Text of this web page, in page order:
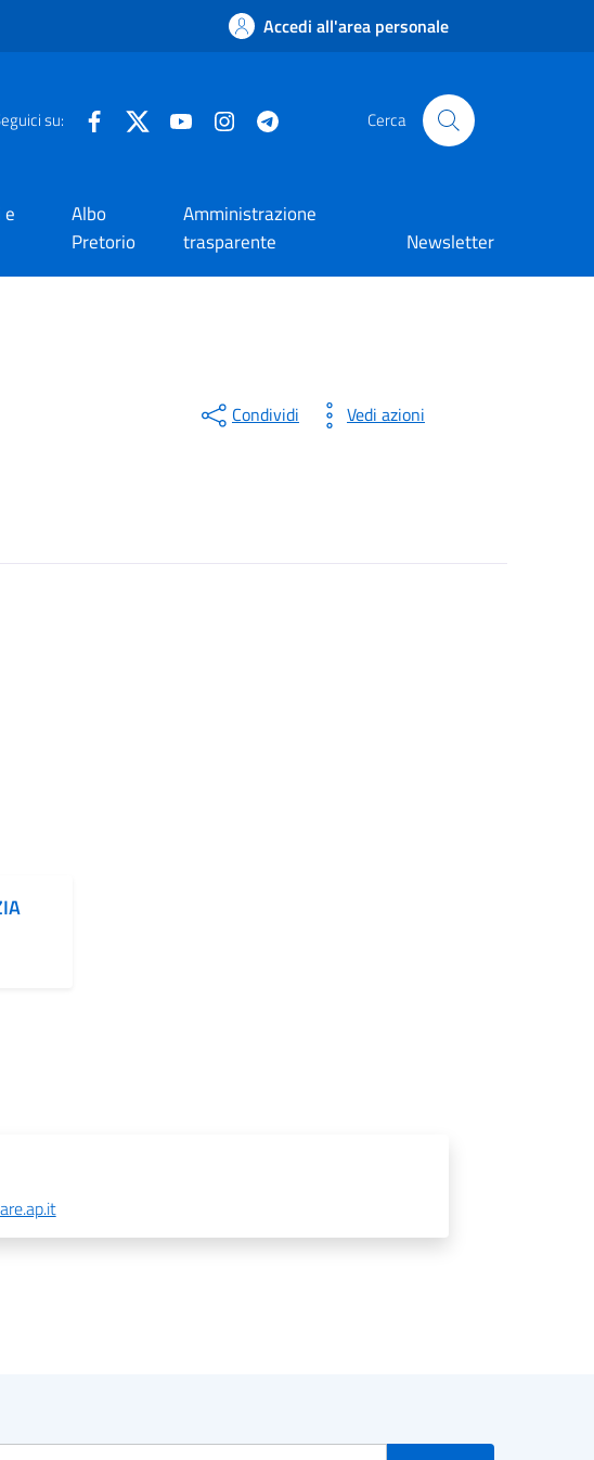
Accedi all'area personale
su: FacebookTwitter YouTube Instagram Cerca
Albo
Pretorio
Amministrazione
trasparente
Newsletter
Condividi Vedi azioni